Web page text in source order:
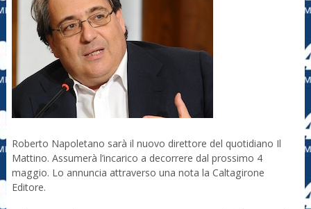
Roberto Napoletano sarà il nuovo direttore del quotidiano Il
Mattino. Assumerà l’incarico a decorrere dal prossimo 4
maggio. Lo annuncia attraverso una nota la Caltagirone
Editore.